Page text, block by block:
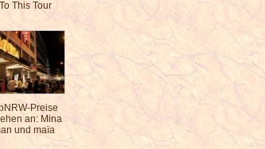
This Tour
Preise
an: Mina
und maïa